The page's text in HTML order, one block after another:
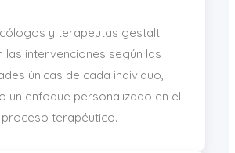
y terapeutas gestalt
las intervenciones según las
únicas de cada individuo,
un enfoque personalizado en el
proceso terapéutico.